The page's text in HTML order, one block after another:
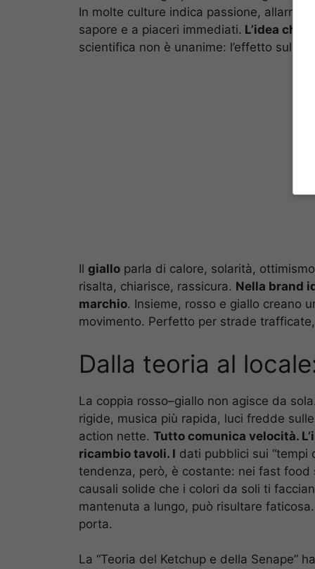
In molte culture indica passione,
sapore e a piaceri immediati. L’idea che
scientifica non è unanime: l’effetto
Il giallo parla di calore, solarità,
risalta, chiarisce, rassicura. Nella brand
marchio. Insieme, rosso e giallo creano
movimento. Perfetto per strade
Dalla teoria al
La coppia rosso–giallo non agisce da
rigide, musica più rapida, luci fredde
action nette. Tutto comunica velocità.
ricambio tavoli. I dati pubblici sui “tempi
tendenza, però, è costante: nei fast
causali solide che i colori da soli ti
mantenuta a lungo, può risultare
porta.
La “Teoria del Ketchup e della Senape”